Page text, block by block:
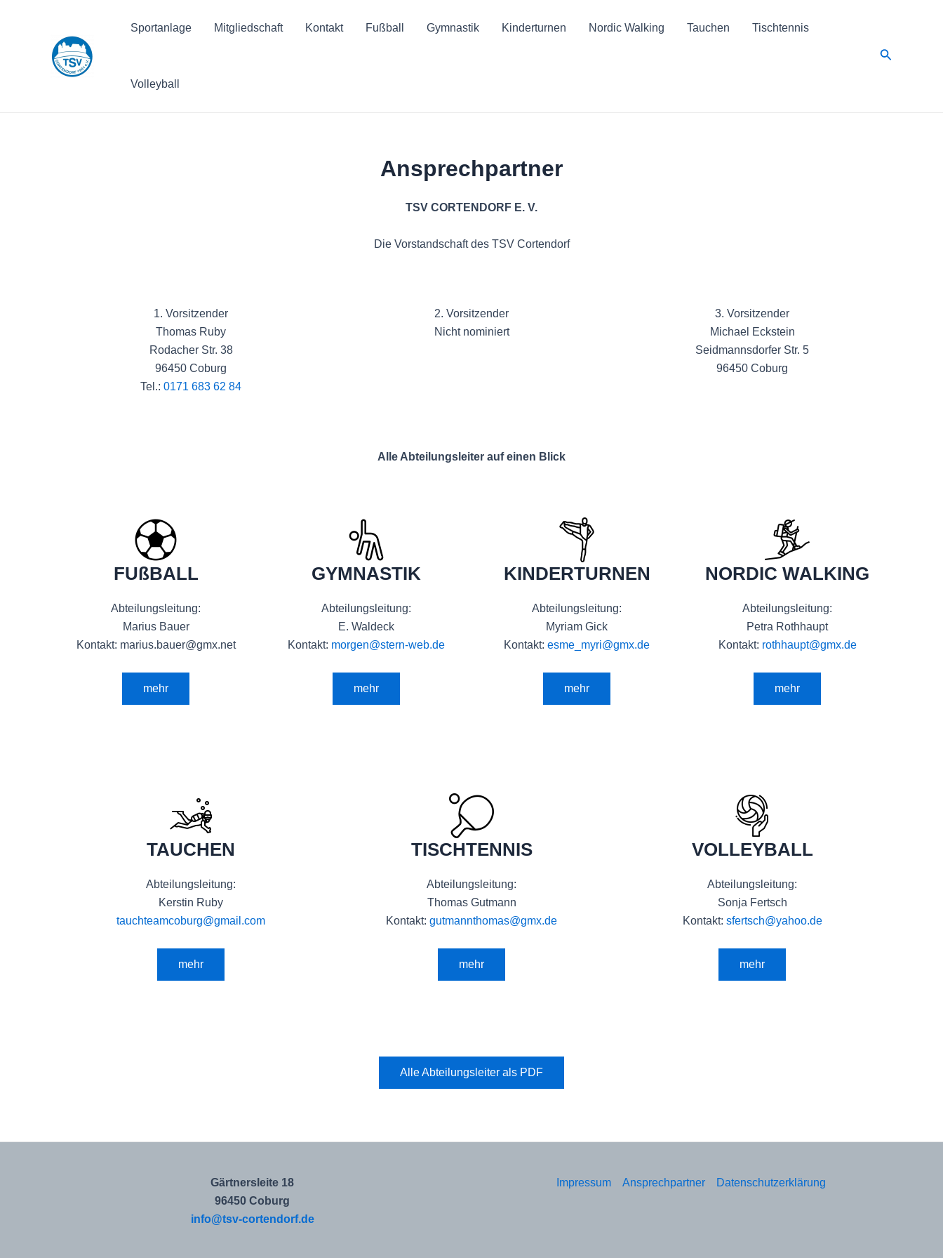
Sportanlage Mitgliedschaft Kontakt Fußball Gymnastik Kinderturnen Nordic Walking Tauchen Tischtennis
Volleyball
Suche
Ansprechpartner
TSV CORTENDORF E. V.
Die Vorstandschaft des TSV Cortendorf
1. Vorsitzender
Thomas Ruby
Rodacher Str. 38
96450 Coburg
Tel.:0171 683 62 84
2. Vorsitzender
Nicht nominiert
3. Vorsitzender
Michael Eckstein
Seidmannsdorfer Str. 5
96450 Coburg
Alle Abteilungsleiter auf einen Blick
FUßBALL
Abteilungsleitung:
Marius Bauer
Kontakt: marius.bauer@gmx.net
mehr
GYMNASTIK
Abteilungsleitung:
E. Waldeck
Kontakt: morgen@stern-web.de
mehr
KINDERTURNEN
Abteilungsleitung:
Myriam Gick
Kontakt: esme_myri@gmx.de
mehr
NORDIC WALKING
Abteilungsleitung:
Petra Rothhaupt
Kontakt: rothhaupt@gmx.de
mehr
TAUCHEN
Abteilungsleitung:
Kerstin Ruby
tauchteamcoburg@gmail.com
mehr
TISCHTENNIS
Abteilungsleitung:
Thomas Gutmann
Kontakt: gutmannthomas@gmx.de
mehr
VOLLEYBALL
Abteilungsleitung:
Sonja Fertsch
Kontakt: sfertsch@yahoo.de
mehr
Alle Abteilungsleiter als PDF
Gärtnersleite 18
96450 Coburg
info@tsv-cortendorf.de
Impressum Ansprechpartner Datenschutzerklärung